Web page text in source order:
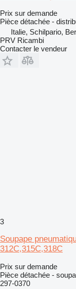
Prix sur demande
Pièce détachée -
Italie, Schilpario,
PRV Ricambi
Contacter le vendeur
3
Soupape
312C,315C,318C
Prix sur demande
Pièce détachée -
297-0370